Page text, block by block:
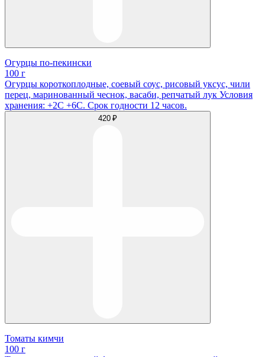
Огурцы по-пекински
100 г
Огурцы короткоплодные, соевый соус, рисовый уксус, чили
перец, маринованный чеснок, васаби, репчатый лук Условия
хранения: +2С +6С. Срок годности 12 часов.
420 ₽
Томаты кимчи
100 г